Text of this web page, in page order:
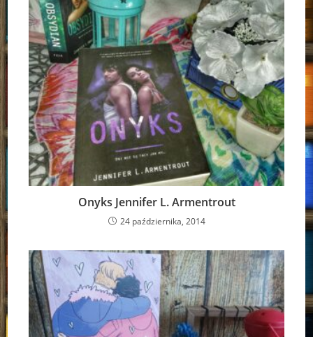
Onyks Jennifer L. Armentrout
24 października, 2014